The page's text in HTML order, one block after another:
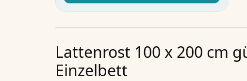
Lattenrost 100 x 200 cm
Einzelbett